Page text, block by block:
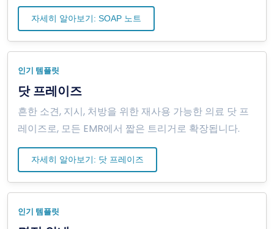
자세히 알아보기: SOAP 노트
인기 템플릿
닷 프레이즈
흔한 소견, 지시, 처방을 위한 재사용 가능한 의료 닷 프
레이즈로, 모든 EMR에서 짧은 트리거로 확장됩니다.
자세히 알아보기: 닷 프레이즈
인기 템플릿